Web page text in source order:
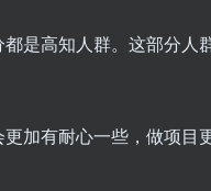
是高知人群。这部分人
加有耐心一些，做项目